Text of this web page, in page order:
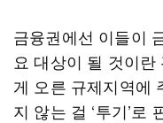
금융권에선 이들이
요 대상이 될 것이
게 오른 규제지역에
지 않는 걸 ‘투기’로